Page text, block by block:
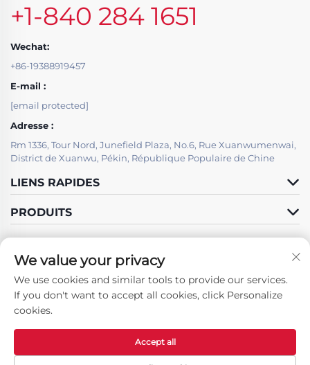
+1-840 284 1651
Wechat:
+86-19388919457
E-mail :
[email protected]
Adresse :
Rm 1336, Tour Nord, Junefield Plaza, No.6, Rue Xuanwumenwai,
District de Xuanwu, Pékin, République Populaire de Chine
LIENS RAPIDES
PRODUITS
Suivez-nous
Droits d'auteur © Beijing LSJ Technology Development Co., Ltd. Tous
droits réservés -Politique De Confidentialité
We value your privacy
We use cookies and similar tools to provide our services.
If you don't want to accept all cookies, click Personalize
cookies.
Accept all